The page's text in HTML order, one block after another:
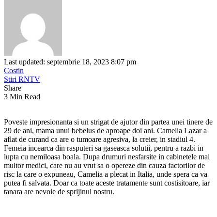
Last updated: septembrie 18, 2023 8:07 pm
Costin
Stiri RNTV
Share
3 Min Read
Poveste impresionanta si un strigat de ajutor din partea unei tinere de
29 de ani, mama unui bebelus de aproape doi ani. Camelia Lazar a
aflat de curand ca are o tumoare agresiva, la creier, in stadiul 4.
Femeia incearca din rasputeri sa gaseasca solutii, pentru a razbi in
lupta cu nemiloasa boala. Dupa drumuri nesfarsite in cabinetele mai
multor medici, care nu au vrut sa o opereze din cauza factorilor de
risc la care o expuneau, Camelia a plecat in Italia, unde spera ca va
putea fi salvata. Doar ca toate aceste tratamente sunt costisitoare, iar
tanara are nevoie de sprijinul nostru.